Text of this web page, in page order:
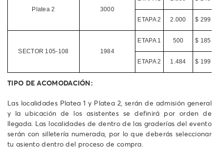
Platea 2 3000
ETAPA 2 2.000 $
SECTOR 105-108 1984
ETAPA 1 500 $
ETAPA 2 1.484 $
TIPO DE ACOMODACIÓN:
Las localidades Platea 1 y Platea 2, serán de admisión general
y la ubicación de los asistentes se definirá por orden de
llegada. Las localidades de dentro de las graderías del evento
serán con silletería numerada, por lo que deberás seleccionar
tu asiento dentro del proceso de compra.